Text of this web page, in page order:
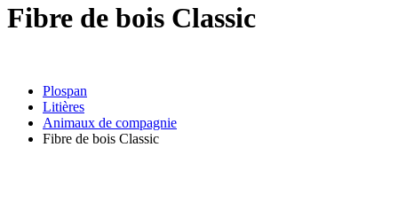
Fibre de bois Classic
Plospan
Litières
Animaux de compagnie
Fibre de bois Classic